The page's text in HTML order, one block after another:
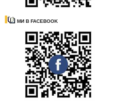
МИ В FACEBOOK